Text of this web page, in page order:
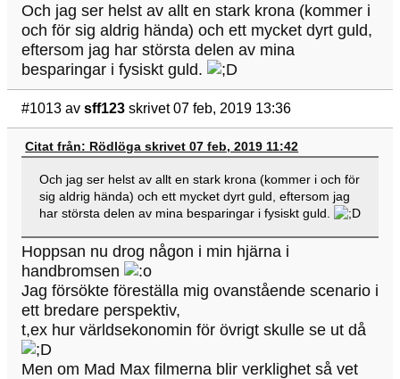
Och jag ser helst av allt en stark krona (kommer i
och för sig aldrig hända) och ett mycket dyrt guld,
eftersom jag har största delen av mina
besparingar i fysiskt guld.
#1013 av sff123 skrivet 07 feb, 2019 13:36
Citat från: Rödlöga skrivet 07 feb, 2019 11:42
Och jag ser helst av allt en stark krona (kommer i och för
sig aldrig hända) och ett mycket dyrt guld, eftersom jag
har största delen av mina besparingar i fysiskt guld.
Hoppsan nu drog någon i min hjärna i
handbromsen
Jag försökte föreställa mig ovanstående scenario i
ett bredare perspektiv,
t,ex hur världsekonomin för övrigt skulle se ut då
Men om Mad Max filmerna blir verklighet så vet